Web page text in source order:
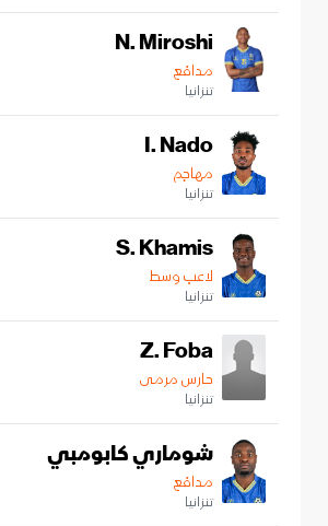
N. Miroshi
مدافع
تنزانيا
I. Nado
مهاجم
تنزانيا
S. Khamis
لاعب وسط
تنزانيا
Z. Foba
حارس مرمى
تنزانيا
شوماري كابومبي
مدافع
تنزانيا